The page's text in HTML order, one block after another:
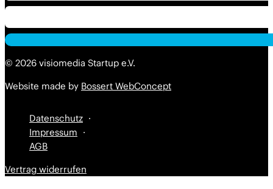
© 2026 visiomedia Startup e.V.
Website made by Bossert WebConcept
Datenschutz
Impressum
AGB
Vertrag widerrufen